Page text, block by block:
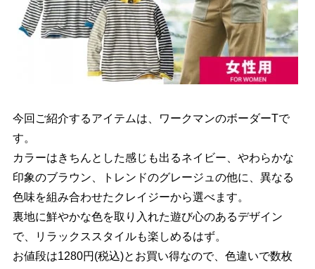
今回ご紹介するアイテムは、ワークマンのボーダーTで
す。
カラーはきちんとした感じも出るネイビー、やわらかな
印象のブラウン、トレンドのグレージュの他に、異なる
色味を組み合わせたクレイジーから選べます。
裏地に鮮やかな色を取り入れた遊び心のあるデザイン
で、リラックススタイルも楽しめるはず。
お値段は1280円(税込)とお買い得なので、色違いで数枚